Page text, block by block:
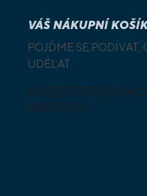
VÁŠ NÁKUPNÍ
POJĎME SE PODÍVAT,
UDĚLAT
MŮŽETE
NABÍDKU